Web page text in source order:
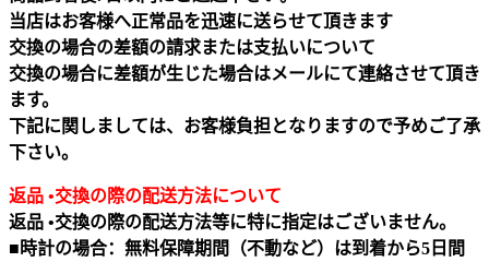
当店はお客様へ正常品を迅速に送らせて頂きます
交換の場合の差額の請求または支払いについて
交換の場合に差額が生じた場合はメールにて連絡させて頂き
ます。
下記に関しましては、お客様負担となりますので予めご了承
下さい。
返品 •交換の際の配送方法について
返品 •交換の際の配送方法等に特に指定はございません。
■時計の場合：無料保障期間（不動など）は到着から5日間